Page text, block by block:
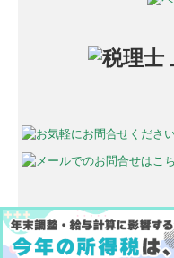
外部サービ
Copyright (c) 2026